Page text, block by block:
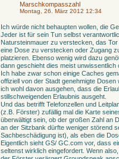
Marschkompasszahl
Montag, 26. März 2012 12:34
Ich würde nicht behaupten wollen, die
Jeder ist für sein Tun selbst
Natursteinmauer zu verstecken, das
eine Dose zu verstecken oder Zugang
platzieren. Ebenso wenig wird dazu
dann geschieht dies meist unwissentlich
Ich habe zwar schon einige Caches
offiziell von der Stadt genehmigte
ich wohl davon ausgehen, dass die
stillschweigenden Erlaubnis ausgeht.
Und das betrifft Telefonzellen und
(z.B. Förster) zufällig mal die Karte
überwältigt sein, ob der großen Zahl an
an der Sitzbank dürfte weniger störend
Sachbeschädigung ist), als eben die
Eigentlich sieht GS/ GC.com vor, dass
seltenst wirklich eingefordert. Wenn